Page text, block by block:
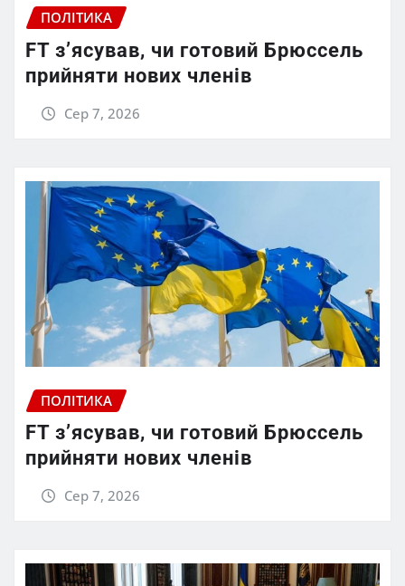
ПОЛІТИКА
FT зʼясував, чи готовий Брюссель
прийняти нових членів
Сер 7, 2026
ПОЛІТИКА
FT зʼясував, чи готовий Брюссель
прийняти нових членів
Сер 7, 2026